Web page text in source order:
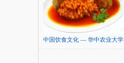
中国饮食文化 — 华中农业大学